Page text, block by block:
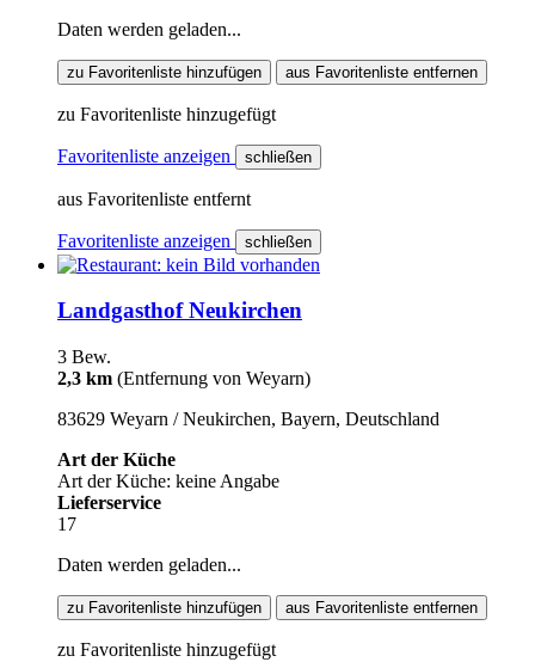
Daten werden geladen...
zu Favoritenliste hinzufügen aus Favoritenliste entfernen
zu Favoritenliste hinzugefügt
Favoritenliste anzeigen schließen
aus Favoritenliste entfernt
Favoritenliste anzeigen schließen
Landgasthof Neukirchen
3 Bew.
2,3 km (Entfernung von Weyarn)
83629 Weyarn / Neukirchen, Bayern, Deutschland
Art der Küche
Art der Küche: keine Angabe
Lieferservice
17
Daten werden geladen...
zu Favoritenliste hinzufügen aus Favoritenliste entfernen
zu Favoritenliste hinzugefügt